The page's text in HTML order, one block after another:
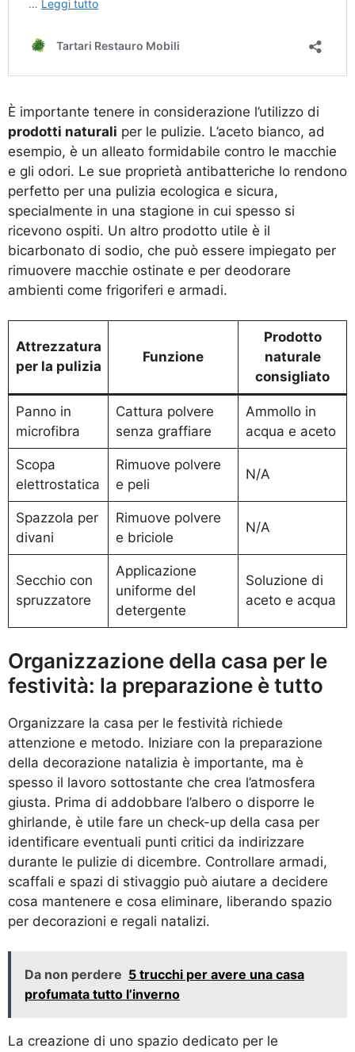
È importante tenere in considerazione l’utilizzo di
prodotti naturali per le pulizie. L’aceto bianco, ad
esempio, è un alleato formidabile contro le macchie
e gli odori. Le sue proprietà antibatteriche lo rendono
perfetto per una pulizia ecologica e sicura,
specialmente in una stagione in cui spesso si
ricevono ospiti. Un altro prodotto utile è il
bicarbonato di sodio, che può essere impiegato per
rimuovere macchie ostinate e per deodorare
ambienti come frigoriferi e armadi.
Attrezzatura
per la pulizia
Funzione
Prodotto
naturale
consigliato
Panno in
microfibra
Cattura polvere
senza graffiare
Ammollo in
acqua e aceto
Scopa
elettrostatica
Rimuove polvere
e peli
N/A
Spazzola per
divani
Rimuove polvere
e briciole
N/A
Secchio con
spruzzatore
Applicazione
uniforme del
detergente
Soluzione di
aceto e acqua
Organizzazione della casa per le
festività: la preparazione è tutto
Organizzare la casa per le festività richiede
attenzione e metodo. Iniziare con la preparazione
della decorazione natalizia è importante, ma è
spesso il lavoro sottostante che crea l’atmosfera
giusta. Prima di addobbare l’albero o disporre le
ghirlande, è utile fare un check-up della casa per
identificare eventuali punti critici da indirizzare
durante le pulizie di dicembre. Controllare armadi,
scaffali e spazi di stivaggio può aiutare a decidere
cosa mantenere e cosa eliminare, liberando spazio
per decorazioni e regali natalizi.
Da non perdere 5 trucchi per avere una casa
profumata tutto l’inverno
La creazione di uno spazio dedicato per le